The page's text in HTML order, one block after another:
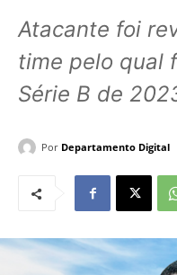
Atacante foi
time pelo qual
Série B de
Por Departamento Digital